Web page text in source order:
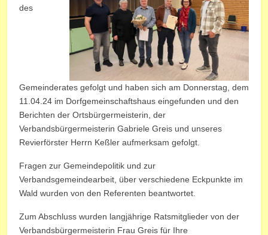
des
Gemeinderates gefolgt und haben sich am Donnerstag, dem
11.04.24 im Dorfgemeinschaftshaus eingefunden und den
Berichten der Ortsbürgermeisterin, der
Verbandsbürgermeisterin Gabriele Greis und unseres
Revierförster Herrn Keßler aufmerksam gefolgt.
Fragen zur Gemeindepolitik und zur
Verbandsgemeindearbeit, über verschiedene Eckpunkte im
Wald wurden von den Referenten beantwortet.
Zum Abschluss wurden langjährige Ratsmitglieder von der
Verbandsbürgermeisterin Frau Greis für Ihre